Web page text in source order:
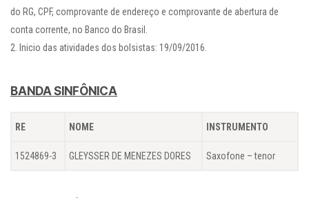
do RG, CPF, comprovante de endereço e comprovante de abertura de
conta corrente, no Banco do Brasil.
Inicio das atividades dos bolsistas: 19/09/2016.
BANDA SINFÔNICA
RE NOME INSTRUMENTO
1524869-3 GLEYSSER DE MENEZES DORES Saxofone – tenor